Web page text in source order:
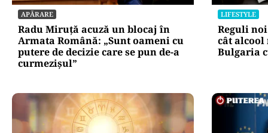
APĂRARE
Radu Miruță acuză un blocaj în
Armata Română: „Sunt oameni cu
putere de decizie care se pun de-a
curmezișul”
LIFESTYLE
Reguli
cât alcool
Bulgaria